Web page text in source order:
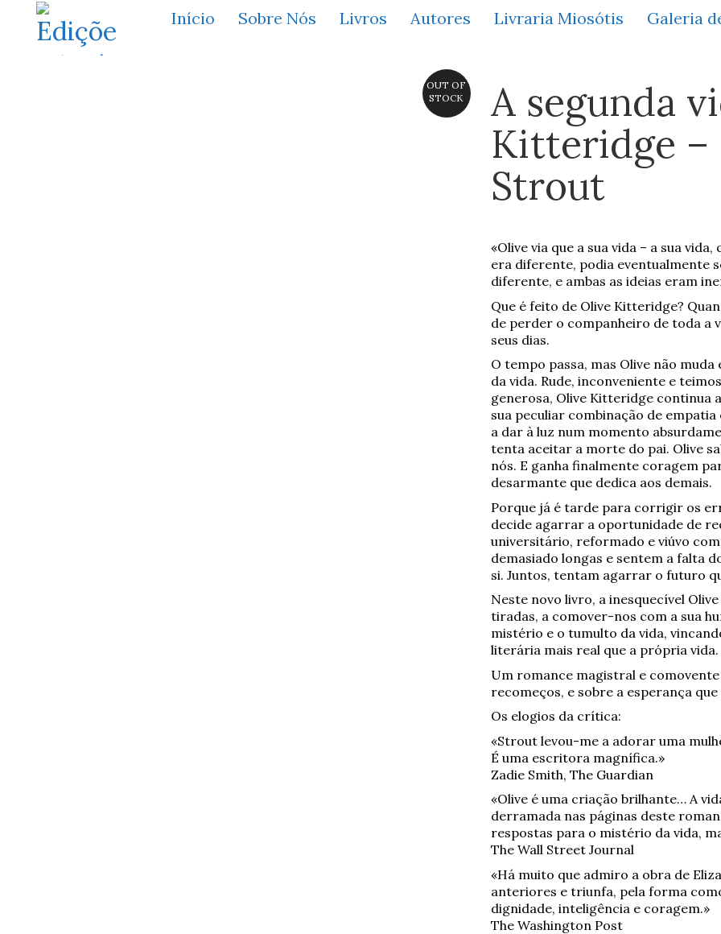
Início Sobre Nós Livros Autores Livraria Miosótis Galeria
OUT OF
STOCK
A segunda
Kitteridge –
Strout
«Olive via que a sua vida – a sua
era diferente, podia eventualmente
diferente, e ambas as ideias eram
Que é feito de Olive Kitteridge?
de perder o companheiro de toda a
seus dias.
O tempo passa, mas Olive não
da vida. Rude, inconveniente e
generosa, Olive Kitteridge continua
sua peculiar combinação de
a dar à luz num momento
tenta aceitar a morte do pai. Olive
nós. E ganha finalmente coragem
desarmante que dedica aos demais.
Porque já é tarde para corrigir os
decide agarrar a oportunidade de
universitário, reformado e viúvo
demasiado longas e sentem a falta
si. Juntos, tentam agarrar o futuro
Neste novo livro, a inesquecível
tiradas, a comover-nos com a sua
mistério e o tumulto da vida,
literária mais real que a própria vida.
Um romance magistral e
recomeços, e sobre a esperança
Os elogios da crítica:
«Strout levou-me a adorar uma
É uma escritora magnífica.»
Zadie Smith, The Guardian
«Olive é uma criação brilhante… A
derramada nas páginas deste
respostas para o mistério da vida,
The Wall Street Journal
«Há muito que admiro a obra de
anteriores e triunfa, pela forma
dignidade, inteligência e coragem.»
The Washington Post